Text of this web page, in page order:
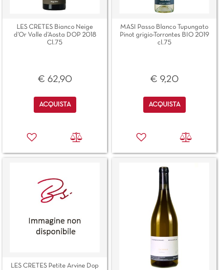
LES CRETES Bianco Neige
d’Or Valle d’Aosta DOP 2018
Cl.75
€ 62,90
Quantità
ACQUISTA
MASI Passo Blanco Tupungato
Pinot grigio-Torrontes BIO 2019
cl.75
€ 9,20
Quantità
ACQUISTA
LES CRETES Petite Arvine Dop